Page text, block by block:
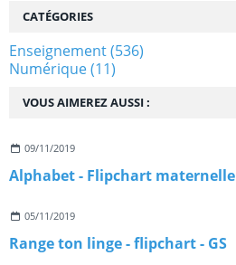
VOUS AIMEREZ AUSSI :
09/11/2019
Alphabet - Flipchart maternelle
05/11/2019
Range ton linge - flipchart - GS
CATÉGORIES
Enseignement(536)
Numérique(11)